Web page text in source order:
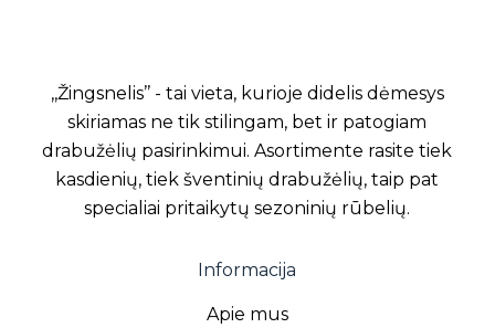
,,Žingsnelis’’ - tai vieta, kurioje didelis dėmesys
skiriamas ne tik stilingam, bet ir patogiam
drabužėlių pasirinkimui. Asortimente rasite tiek
kasdienių, tiek šventinių drabužėlių, taip pat
specialiai pritaikytų sezoninių rūbelių.
Informacija
Apie mus